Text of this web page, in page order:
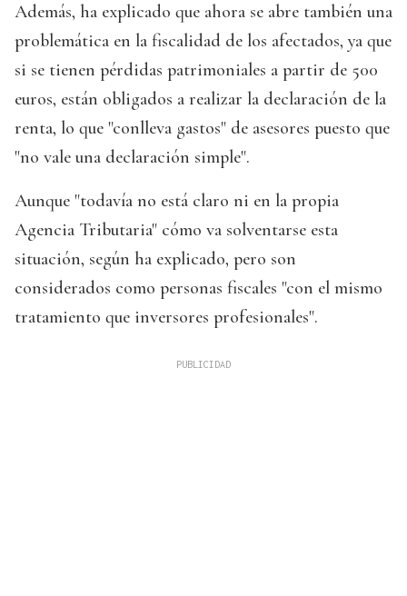
Además, ha explicado que ahora se abre también una
problemática en la fiscalidad de los afectados, ya que
si se tienen pérdidas patrimoniales a partir de 500
euros, están obligados a realizar la declaración de la
renta, lo que "conlleva gastos" de asesores puesto que
"no vale una declaración simple".
Aunque "todavía no está claro ni en la propia
Agencia Tributaria" cómo va solventarse esta
situación, según ha explicado, pero son
considerados como personas fiscales "con el mismo
tratamiento que inversores profesionales".